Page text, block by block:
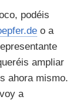
podéis
o a
ampliar
ahora mismo.
a